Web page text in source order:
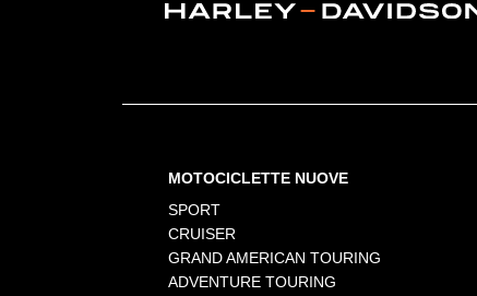
MOTOCICLETTE NUOVE
SPORT
CRUISER
GRAND AMERICAN TOURING
ADVENTURE TOURING